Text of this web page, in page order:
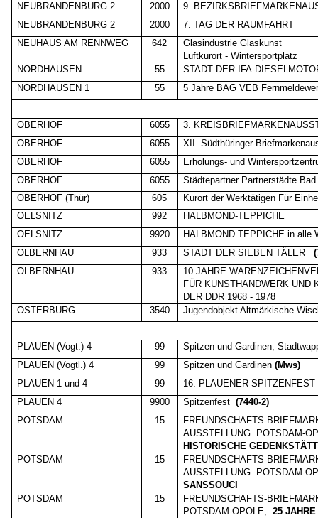
NEUBRANDENBURG 2
2000
9.
NEUBRANDENBURG 2
2000
7. TAG DER RAUMFAHRT
NEUHAUS AM RENNWEG
642
Glasindustrie Glaskunst
Luftkurort - Wintersportplatz
NORDHAUSEN
55
STADT DER IFA-
NORDHAUSEN 1
55 5 Jahre BAG VEB
OBERHOF 6055
3.
OBERHOF
6055
XII. Südthüringer-
OBERHOF
6055
Erholungs- und
OBERHOF
6055
Städtepartner Partnerstädte
OBERHOF (Thür)
605
Kurort der Werktätigen Für
OELSNITZ
992
HALBMOND-TEPPICHE
OELSNITZ
9920
HALBMOND TEPPICHE in alle
OLBERNHAU
933 STADT DER SIEBEN TÄLER
OLBERNHAU
933
10 JAHRE
FÜR KUNSTHANDWERK UND
DER DDR 1968 - 1978
OSTERBURG
3540 Jugendobjekt Altmärkische
PLAUEN (Vogt.) 4 99
Spitzen und Gardinen,
PLAUEN (Vogtl.) 4
99 Spitzen und Gardinen(Mws)
PLAUEN 1 und 4
99
16. PLAUENER SPITZENFEST
PLAUEN 4
9900 Spitzenfest (7440-2)
POTSDAM
15
FREUNDSCHAFTS-
AUSSTELLUNG
POTSDAM-
HISTORISCHE
POTSDAM
15
FREUNDSCHAFTS-
AUSSTELLUNG
POTSDAM-
SANSSOUCI
POTSDAM
15
FREUNDSCHAFTS-
POTSDAM-OPOLE,
25